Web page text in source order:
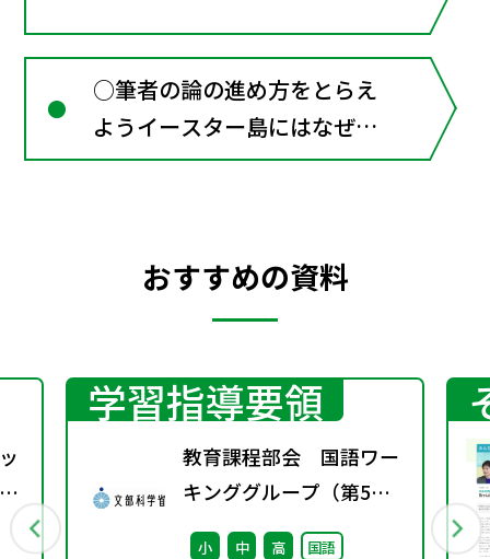
○筆者の論の進め方をとらえ
ようイースター島にはなぜ森
林がないのか（説明文） 鷲
おすすめの資料
学習指導要領
教育課程部会 国語ワー
キンググループ（第5
回） 配付資料
小 中 高 国語